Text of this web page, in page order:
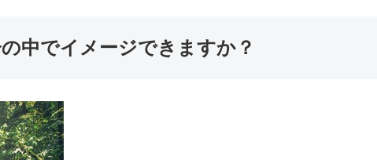
中でイメージできますか？